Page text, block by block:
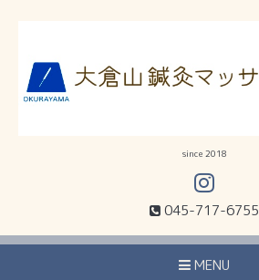
since 2018
045-717-6755
MENU